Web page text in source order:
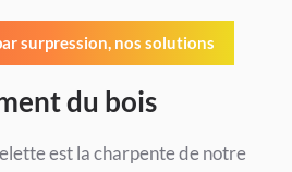
surpression, nos solutions
du bois
est la charpente de notre